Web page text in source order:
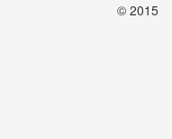
© 2015